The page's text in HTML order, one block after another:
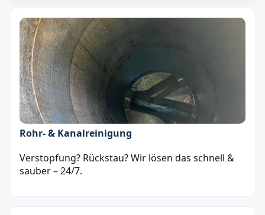
Rohr- & Kanalreinigung
Verstopfung? Rückstau? Wir lösen das schnell &
sauber – 24/7.